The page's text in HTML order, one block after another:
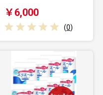
￥6,000
(0)